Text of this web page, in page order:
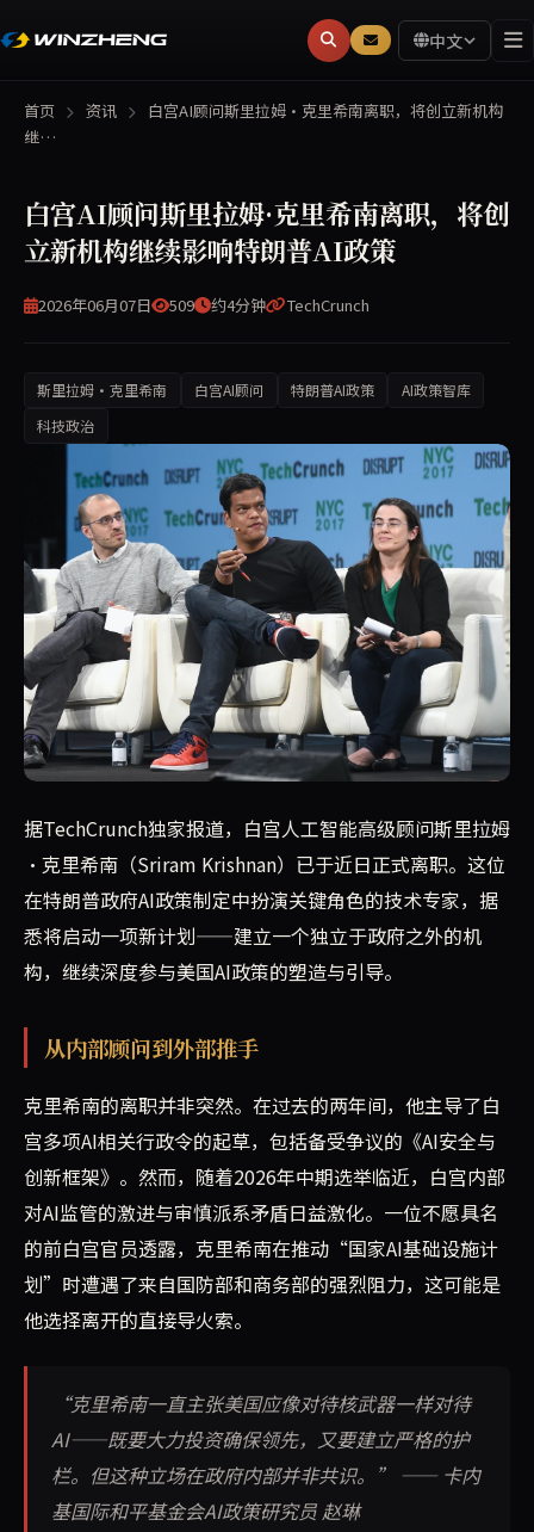
中文
首页 资讯
白宫AI顾问斯里拉姆·克里希南离职，将创立新机构
继…
白宫AI顾问斯里拉姆·克里希南离职，将创
立新机构继续影响特朗普AI政策
2026年06月07日 509 约4分钟 TechCrunch
斯里拉姆·克里希南 白宫AI顾问 特朗普AI政策
AI政策智库
科技政治
据TechCrunch报道，斯里拉姆·克里希南（Sriram
据TechCrunch独家报道，白宫人工智能高级顾问斯里拉姆
·克里希南（Sriram Krishnan）已于近日正式离职。这位
在特朗普政府AI政策制定中扮演关键角色的技术专家，据
悉将启动一项新计划——建立一个独立于政府之外的机
构，继续深度参与美国AI政策的塑造与引导。
从内部顾问到外部推手
克里希南的离职并非突然。在过去的两年间，他主导了白
宫多项AI相关行政令的起草，包括备受争议的《AI安全与
创新框架》。然而，随着2026年中期选举临近，白宫内部
对AI监管的激进与审慎派系矛盾日益激化。一位不愿具名
的前白宫官员透露，克里希南在推动“国家AI基础设施计
划”时遭遇了来自国防部和商务部的强烈阻力，这可能是
他选择离开的直接导火索。
“克里希南一直主张美国应像对待核武器一样对待
AI——既要大力投资确保领先，又要建立严格的护
栏。但这种立场在政府内部并非共识。” —— 卡内
基国际和平基金会AI政策研究员 赵琳